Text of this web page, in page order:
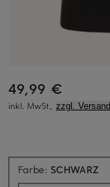
49,99 €
inkl. MwSt., zzgl.
Farbe: SCHWARZ